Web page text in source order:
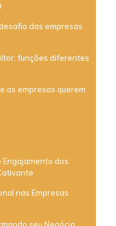
das empresas
funções diferentes
as empresas querem
dos
nas Empresas
seu Negócio